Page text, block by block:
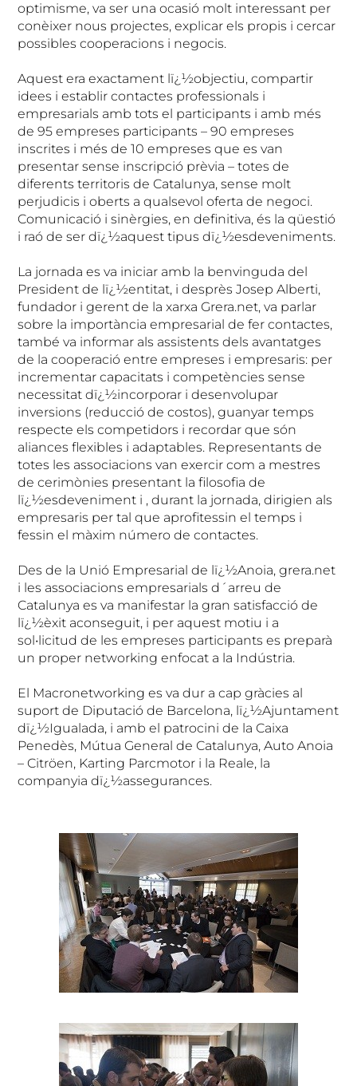
optimisme, va ser una ocasió molt interessant per
conèixer nous projectes, explicar els propis i cercar
possibles cooperacions i negocis.
Aquest era exactament lï¿½objectiu, compartir
idees i establir contactes professionals i
empresarials amb tots el participants i amb més
de 95 empreses participants – 90 empreses
inscrites i més de 10 empreses que es van
presentar sense inscripció prèvia – totes de
diferents territoris de Catalunya, sense molt
perjudicis i oberts a qualsevol oferta de negoci.
Comunicació i sinèrgies, en definitiva, és la qüestió
i raó de ser dï¿½aquest tipus dï¿½esdeveniments.
La jornada es va iniciar amb la benvinguda del
President de lï¿½entitat, i desprès Josep Alberti,
fundador i gerent de la xarxa Grera.net, va parlar
sobre la importància empresarial de fer contactes,
també va informar als assistents dels avantatges
de la cooperació entre empreses i empresaris: per
incrementar capacitats i competències sense
necessitat dï¿½incorporar i desenvolupar
inversions (reducció de costos), guanyar temps
respecte els competidors i recordar que són
aliances flexibles i adaptables. Representants de
totes les associacions van exercir com a mestres
de cerimònies presentant la filosofia de
lï¿½esdeveniment i , durant la jornada, dirigien als
empresaris per tal que aprofitessin el temps i
fessin el màxim número de contactes.
Des de la Unió Empresarial de lï¿½Anoia, grera.net
i les associacions empresarials d´arreu de
Catalunya es va manifestar la gran satisfacció de
lï¿½èxit aconseguit, i per aquest motiu i a
sol•licitud de les empreses participants es preparà
un proper networking enfocat a la Indústria.
El Macronetworking es va dur a cap gràcies al
suport de Diputació de Barcelona, lï¿½Ajuntament
dï¿½Igualada, i amb el patrocini de la Caixa
Penedès, Mútua General de Catalunya, Auto Anoia
– Citröen, Karting Parcmotor i la Reale, la
companyia dï¿½assegurances.